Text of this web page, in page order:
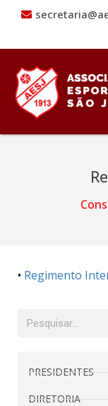
Pular para o
• Regimento
PRESIDENTES
DIRETORIA